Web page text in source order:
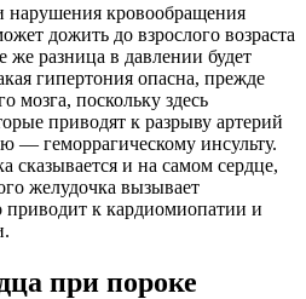
нарушения кровообращения
дожить до взрослого возраста
же разница в давлении будет
гипертония опасна, прежде
мозга, поскольку здесь
приводят к разрыву артерий
— геморрагическому инсульту.
сказывается и на самом сердце,
желудочка вызывает
приводит к кардиомиопатии и
при пороке